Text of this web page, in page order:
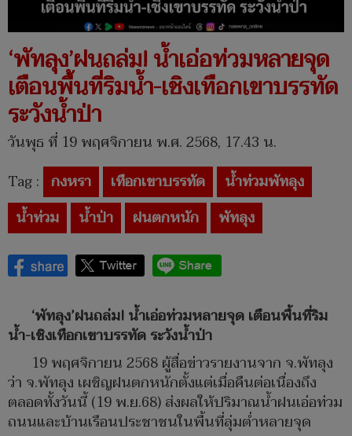
‘พัทลุง’ฝนถล่ม! น้ำเอ่อท่วมหลายจุด
เตือนพื้นที่ริมน้ำ-เชิงเทือกเขาบรรทัด
ระวังน้ำป่า
วันพุธ ที่ 19 พฤศจิกายน พ.ศ. 2568, 17.43 น.
Tag : กงหรา เทือกเขาบรรทัด
น้ำท่วมพัทลุง
น้ำท่วม
น้ำป่า ฝนตกหนัก พัทลุง
‘พัทลุง’ฝนถล่ม! น้ำเอ่อท่วมหลายจุด เตือนพื้นที่ริม
น้ำ-เชิงเทือกเขาบรรทัด ระวังน้ำป่า
19 พฤศจิกายน 2568 ผู้สื่อข่าวรายงานจาก จ.พัทลุง
ว่า จ.พัทลุง เผชิญฝนตกหนักตั้งแต่เมื่อคืนต่อเนื่องถึง
ตลอดทั้งวันนี้ (19 พ.ย.68) ส่งผลให้ปริมาณน้ำฝนเอ่อท่วม
ถนนและบ้านเรือนประชาชนในพื้นที่ลุ่มต่ำหลายจุด